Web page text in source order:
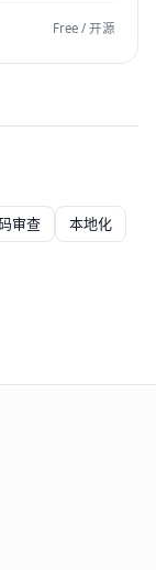
Free / 开源
审查
本地化